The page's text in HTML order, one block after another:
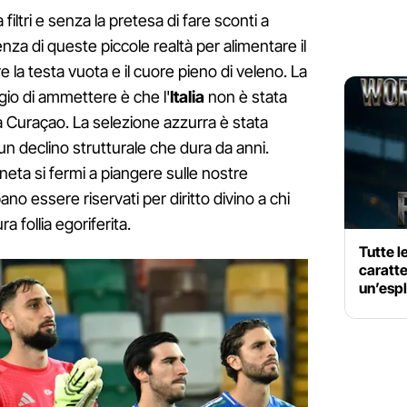
e senza la pretesa di fare sconti a
di queste piccole realtà per alimentare il
la testa vuota e il cuore pieno di veleno. La
di ammettere è che l'Italia non è stata
La selezione azzurra è stata
declino strutturale che dura da anni.
si fermi a piangere sulle nostre
essere riservati per diritto divino a chi
follia egoriferita.
Tutte